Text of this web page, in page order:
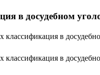
в досудебном
в
в